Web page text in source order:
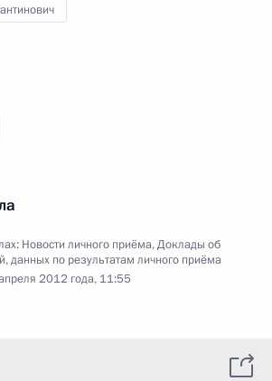
Новости личного приёма,Доклады об
данных по результатам личного приёма
2012 года, 11:55